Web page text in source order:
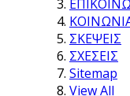
ΣΚΕΨΕΙΣ
ΣΧΕΣΕΙΣ
Sitemap
View All